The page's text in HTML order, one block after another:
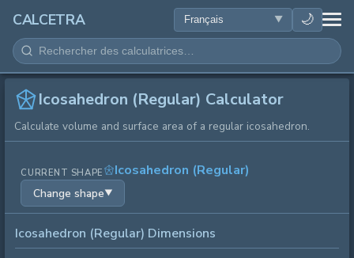
CALCETRA 🌙
MATHÉMATIQUES
CONVERSIONS
SCIENCE
QUOTIDIEN
AUTRES OUTILS
Icosahedron (Regular) Calculator
Calculate volume and surface area of a regular icosahedron.
CURRENT SHAPE Icosahedron (Regular)
Change shape▼
Icosahedron (Regular) Dimensions